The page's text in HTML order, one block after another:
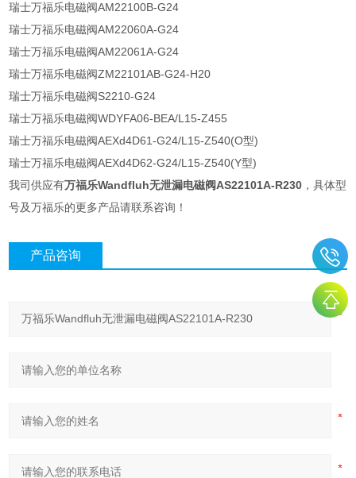
瑞士万福乐电磁阀AM22100B-G24
瑞士万福乐电磁阀AM22060A-G24
瑞士万福乐电磁阀AM22061A-G24
瑞士万福乐电磁阀ZM22101AB-G24-H20
瑞士万福乐电磁阀S2210-G24
瑞士万福乐电磁阀WDYFA06-BEA/L15-Z455
瑞士万福乐电磁阀AEXd4D61-G24/L15-Z540(O型)
瑞士万福乐电磁阀AEXd4D62-G24/L15-Z540(Y型)
我司供应有万福乐Wandfluh无泄漏电磁阀AS22101A-R230 ，具体型
号及万福乐的更多产品请联系咨询！
产品咨询